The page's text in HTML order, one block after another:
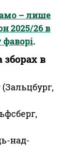
– лише
2025/26 в
.
в
над-